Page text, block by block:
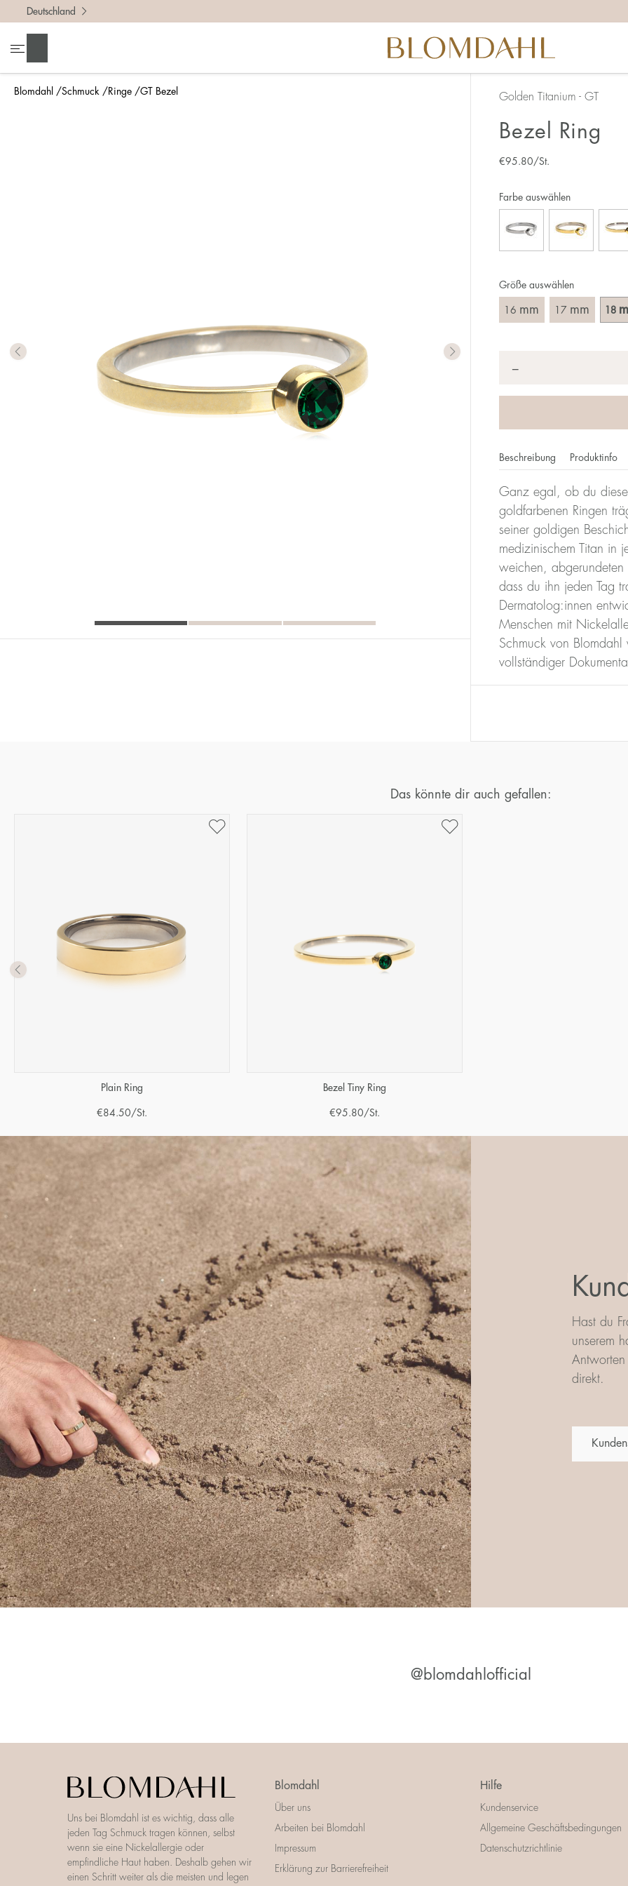
Blomdahl Schmuck Ringe GT Bezel
Deutschland
Golden Titanium - GT
Bezel Ring
€95.80/St.
Größe auswählen
16 mm 17 mm 18
Farbe auswählen
−
Beschreibung Produktinfo
Ganz egal, ob du
goldfarbenen Ringen
seiner goldigen
medizinischem Titan in
weichen, abgerundeten
dass du ihn jeden Tag
Dermatolog:innen
Menschen mit
Schmuck von Blomdahl
vollständiger
Um die richtige Ringgröße zu ermitteln, solltest du ein paar Dinge
• Miss ganz genau – 1 mm entspricht einer ganzen Größe.
• Denke daran, dass du den Ring über den Knöchel ziehen musst.
• Für einen breiteren Ring muss meist eine größere Größe gewählt
• Wenn du zwischen zwei Größen stehst, empfehlen wir, dass du
Am einfachsten ist es, die Ringgröße an einem Ring zu messen,
Lineal gerade über den Ring legst und das Innenmaß in mm abliest.
Die Millimeterzahl gibt deine Größe an. Bei Blomdahl entspricht
Rings mit einem Durchmesser von 17 mm ist also 17.
(mm)
Umfang
(mm)
16 50,2
53,4
56,5
65,9
Das könnte dir auch gefallen:
Plain Ring
€84.50 /St.
Bezel Tiny Ring
€95.80 /St.
Hast du
unserem
direkt.
@blomdahlofficial
Uns bei Blomdahl ist es wichtig, dass alle
jeden Tag Schmuck tragen können, selbst
wenn sie eine Nickelallergie oder
empfindliche Haut haben. Deshalb gehen wir
einen Schritt weiter als die meisten und legen
Blomdahl
Über uns
Arbeiten bei Blomdahl
Impressum
Erklärung zur Barrierefreiheit
Hilfe
Kundenservice
Allgemeine Geschäftsbedingungen
Datenschutzrichtlinie